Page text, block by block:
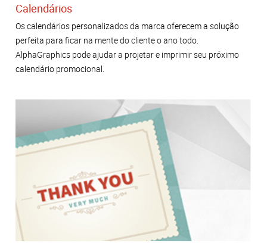
Calendários
Os calendários personalizados da marca oferecem a solução
perfeita para ficar na mente do cliente o ano todo.
AlphaGraphics pode ajudar a projetar e imprimir seu próximo
calendário promocional.